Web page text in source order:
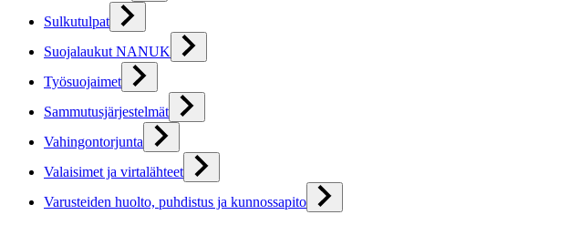
Sulkutulpat
Suojalaukut NANUK
Työsuojaimet
Sammutusjärjestelmät
Vahingontorjunta
Valaisimet ja virtalähteet
Varusteiden huolto, puhdistus ja kunnossapito